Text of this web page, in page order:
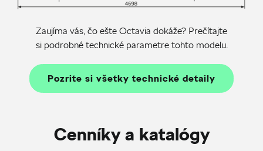
Zaujíma vás, čo ešte Octavia dokáže? Prečítajte
si podrobné technické parametre tohto modelu.
Pozrite si všetky technické detaily
Cenníky a katalógy